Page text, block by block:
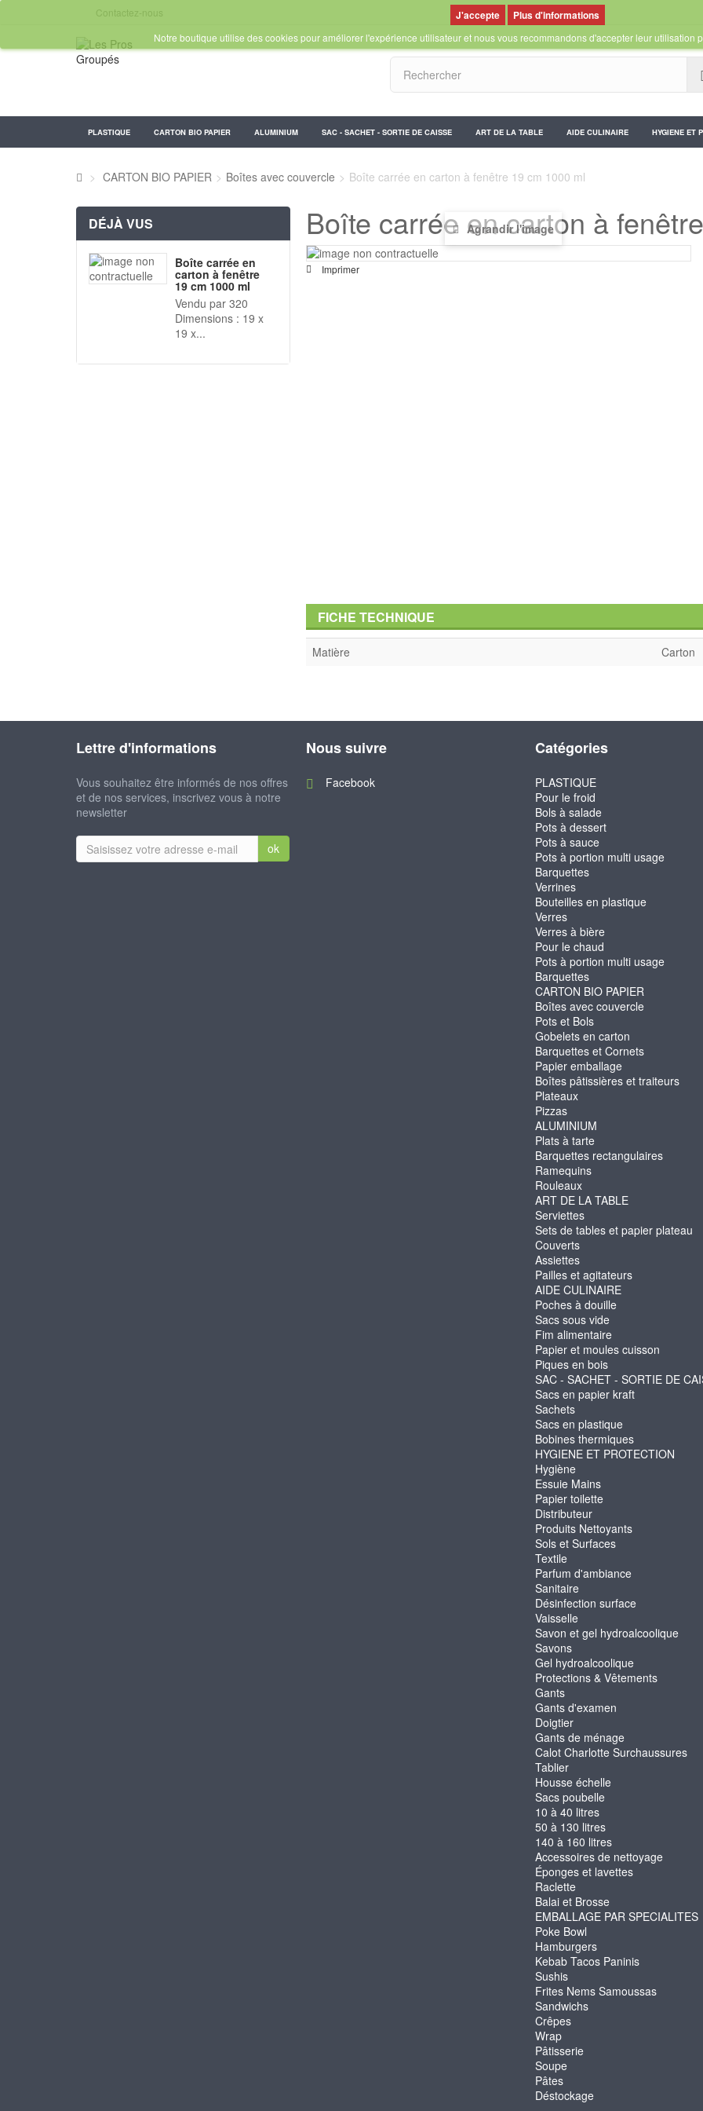
Contactez-nous
PLASTIQUE CARTON BIO PAPIER ALUMINIUM SAC - SACHET - SORTIE DE CAISSE ART DE LA TABLE AIDE CULINAIRE HYGIENE ET
Plus d'informations
Notre boutique utilise des cookies pour améliorer l'expérience utilisateur et nous vous recommandons d'accepter leur utilisation
> CARTON BIO PAPIER > Boîtes avec couvercle > Boîte carrée en carton à fenêtre 19 cm 1000 ml
DÉJÀ VUS
Boîte carrée en
carton à fenêtre
19 cm 1000 ml
Vendu par 320
Dimensions : 19 x
19 x...
Boîte carrée en carton à
Agrandir l'image
Imprimer
FICHE TECHNIQUE
Matière Carton
Lettre d'informations
Vous souhaitez être informés de nos offres
et de nos services, inscrivez vous à notre
newsletter
ok
Nous suivre
Facebook
Catégories
PLASTIQUE
Pour le froid
Bols à salade
Pots à dessert
Pots à sauce
Pots à portion multi usage
Barquettes
Verrines
Bouteilles en plastique
Verres
Verres à bière
Pour le chaud
Pots à portion multi usage
Barquettes
CARTON BIO PAPIER
Boîtes avec couvercle
Pots et Bols
Gobelets en carton
Barquettes et Cornets
Papier emballage
Boîtes pâtissières et traiteurs
Plateaux
Pizzas
ALUMINIUM
Plats à tarte
Barquettes rectangulaires
Ramequins
Rouleaux
ART DE LA TABLE
Serviettes
Sets de tables et papier plateau
Couverts
Assiettes
Pailles et agitateurs
AIDE CULINAIRE
Poches à douille
Sacs sous vide
Fim alimentaire
Papier et moules cuisson
Piques en bois
SAC - SACHET - SORTIE DE
Sacs en papier kraft
Sachets
Sacs en plastique
Bobines thermiques
HYGIENE ET PROTECTION
Hygiène
Essuie Mains
Papier toilette
Distributeur
Produits Nettoyants
Sols et Surfaces
Textile
Parfum d'ambiance
Sanitaire
Désinfection surface
Vaisselle
Savon et gel hydroalcoolique
Savons
Gel hydroalcoolique
Protections & Vêtements
Gants
Gants d'examen
Doigtier
Gants de ménage
Calot Charlotte Surchaussures
Tablier
Housse échelle
Sacs poubelle
10 à 40 litres
50 à 130 litres
140 à 160 litres
Accessoires de nettoyage
Éponges et lavettes
Raclette
Balai et Brosse
EMBALLAGE PAR SPECIALITES
Poke Bowl
Hamburgers
Kebab Tacos Paninis
Sushis
Frites Nems Samoussas
Sandwichs
Crêpes
Wrap
Pâtisserie
Soupe
Pâtes
Déstockage